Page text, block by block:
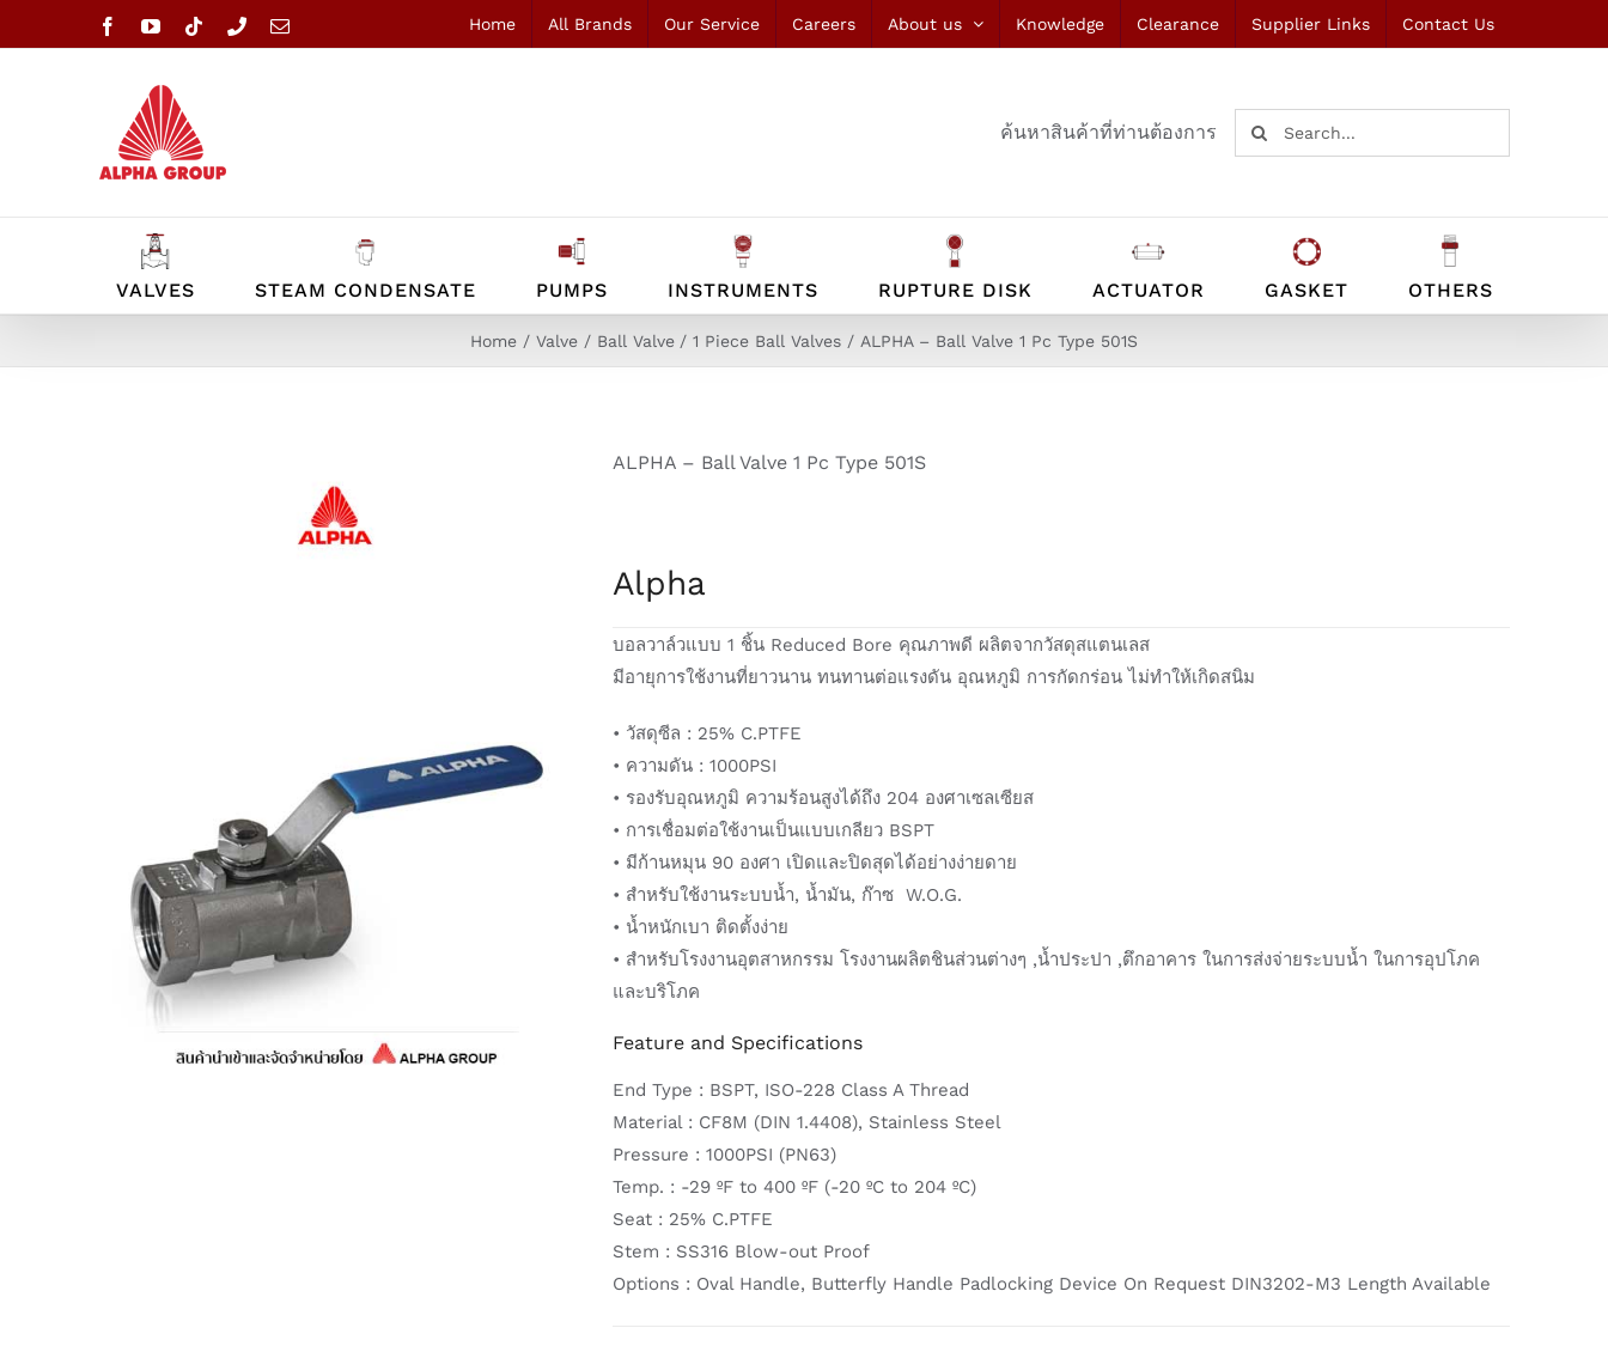
to
FacebookYouTubeTiktokPhoneEmail Home All Brands Our Service Careers About us Knowledge Clearance Supplier Links Contact Us
ค้นหาสินค้าที่ท่านต้องการ
Search
for:
VALVES STEAM CONDENSATE PUMPS INSTRUMENTS RUPTURE DISK ACTUATOR GASKET OTHERS
Home Valve Ball Valve 1 Piece Ball Valves ALPHA – Ball Valve 1 Pc Type 501S
ALPHA – Ball Valve 1 Pc Type 501S
Alpha
บอลวาล์วแบบ 1 ชิ้น Reduced Bore คุณภาพดี ผลิตจากวัสดุสแตนเลส
มีอายุการใช้งานที่ยาวนาน ทนทานต่อแรงดัน อุณหภูมิ การกัดกร่อน ไม่ทำให้เกิดสนิม
• วัสดุซีล : 25% C.PTFE
• ความดัน : 1000PSI
• รองรับอุณหภูมิ ความร้อนสูงได้ถึง 204 องศาเซลเซียส
• การเชื่อมต่อใช้งานเป็นแบบเกลียว BSPT
• มีก้านหมุน 90 องศา เปิดและปิดสุดได้อย่างง่ายดาย
• สำหรับใช้งานระบบน้ำ, น้ำมัน, ก๊าซ W.O.G.
• น้ำหนักเบา ติดตั้งง่าย
• สำหรับโรงงานอุตสาหกรรม โรงงานผลิตชินส่วนต่างๆ ,น้ำประปา ,ตึกอาคาร ในการส่งจ่ายระบบน้ำ ในการอุปโภค
และบริโภค
Feature and Specifications
End Type : BSPT, ISO-228 Class A Thread
Material : CF8M (DIN 1.4408), Stainless Steel
Pressure : 1000PSI (PN63)
Temp. : -29 ºF to 400 ºF (-20 ºC to 204 ºC)
Seat : 25% C.PTFE
Stem : SS316 Blow-out Proof
Options : Oval Handle, Butterfly Handle Padlocking Device On Request DIN3202-M3 Length Available